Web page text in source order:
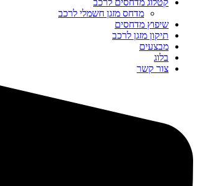
קטלוג מדחסים לרכב
מדחס מזגן חשמלי לרכב
שיפוץ מדחסים
תיקון מזגן לרכב
מבצעים
בלוג
צור קשר